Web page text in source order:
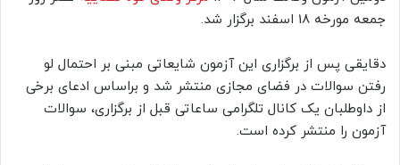
جمعه مورخه 18 اسفند برگزار شد.
دقایقی پس از برگزاری این آزمون شایعاتی مبنی بر احتمال لو
رفتن سوالات در فضای مجازی منتشر شد و براساس ادعای برخی
از داوطلبان یک کانال تلگرامی ساعاتی قبل از برگزاری، سوالات
آزمون را منتشر کرده است.